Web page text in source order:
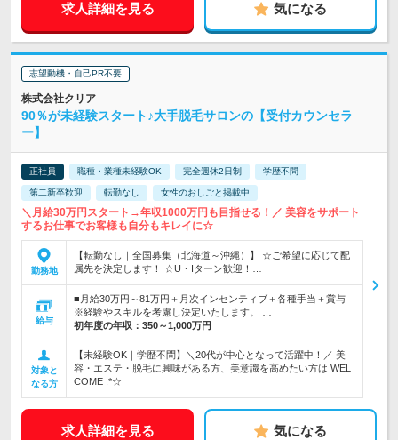
求人詳細を見る 気になる
志望動機・自己PR不要
株式会社クリア
90％が未経験スタート♪大手脱毛サロンの【受付カウンセラ
ー】
正社員 職種・業種未経験OK 完全週休2日制 学歴不問
第二新卒歓迎 転勤なし 女性のおしごと掲載中
＼月給30万円スタート→年収1000万円も目指せる！／ 美容をサポート
するお仕事でお客様も自分もキレイに☆
勤務地
【転勤なし｜全国募集（北海道～沖縄）】 ☆ご希望に応じて配
属先を決定します！ ☆U・Iターン歓迎！…
給与
■月給30万円～81万円＋月次インセンティブ＋各種手当＋賞与
※経験やスキルを考慮し決定いたします。 …
初年度の年収： 350～1,000万円
対象と
なる方
【未経験OK｜学歴不問】＼20代が中心となって活躍中！／ 美
容・エステ・脱毛に興味がある方、美意識を高めたい方は WEL
COME .*☆
求人詳細を見る 気になる